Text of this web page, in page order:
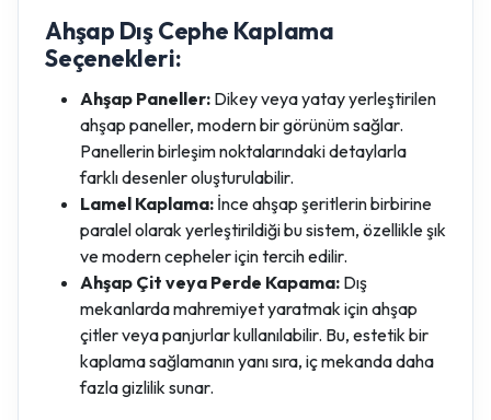
Ahşap Dış Cephe Kaplama
Seçenekleri:
Ahşap Paneller: Dikey veya yatay yerleştirilen
ahşap paneller, modern bir görünüm sağlar.
Panellerin birleşim noktalarındaki detaylarla
farklı desenler oluşturulabilir.
Lamel Kaplama: İnce ahşap şeritlerin birbirine
paralel olarak yerleştirildiği bu sistem, özellikle şık
ve modern cepheler için tercih edilir.
Ahşap Çit veya Perde Kapama: Dış
mekanlarda mahremiyet yaratmak için ahşap
çitler veya panjurlar kullanılabilir. Bu, estetik bir
kaplama sağlamanın yanı sıra, iç mekanda daha
fazla gizlilik sunar.